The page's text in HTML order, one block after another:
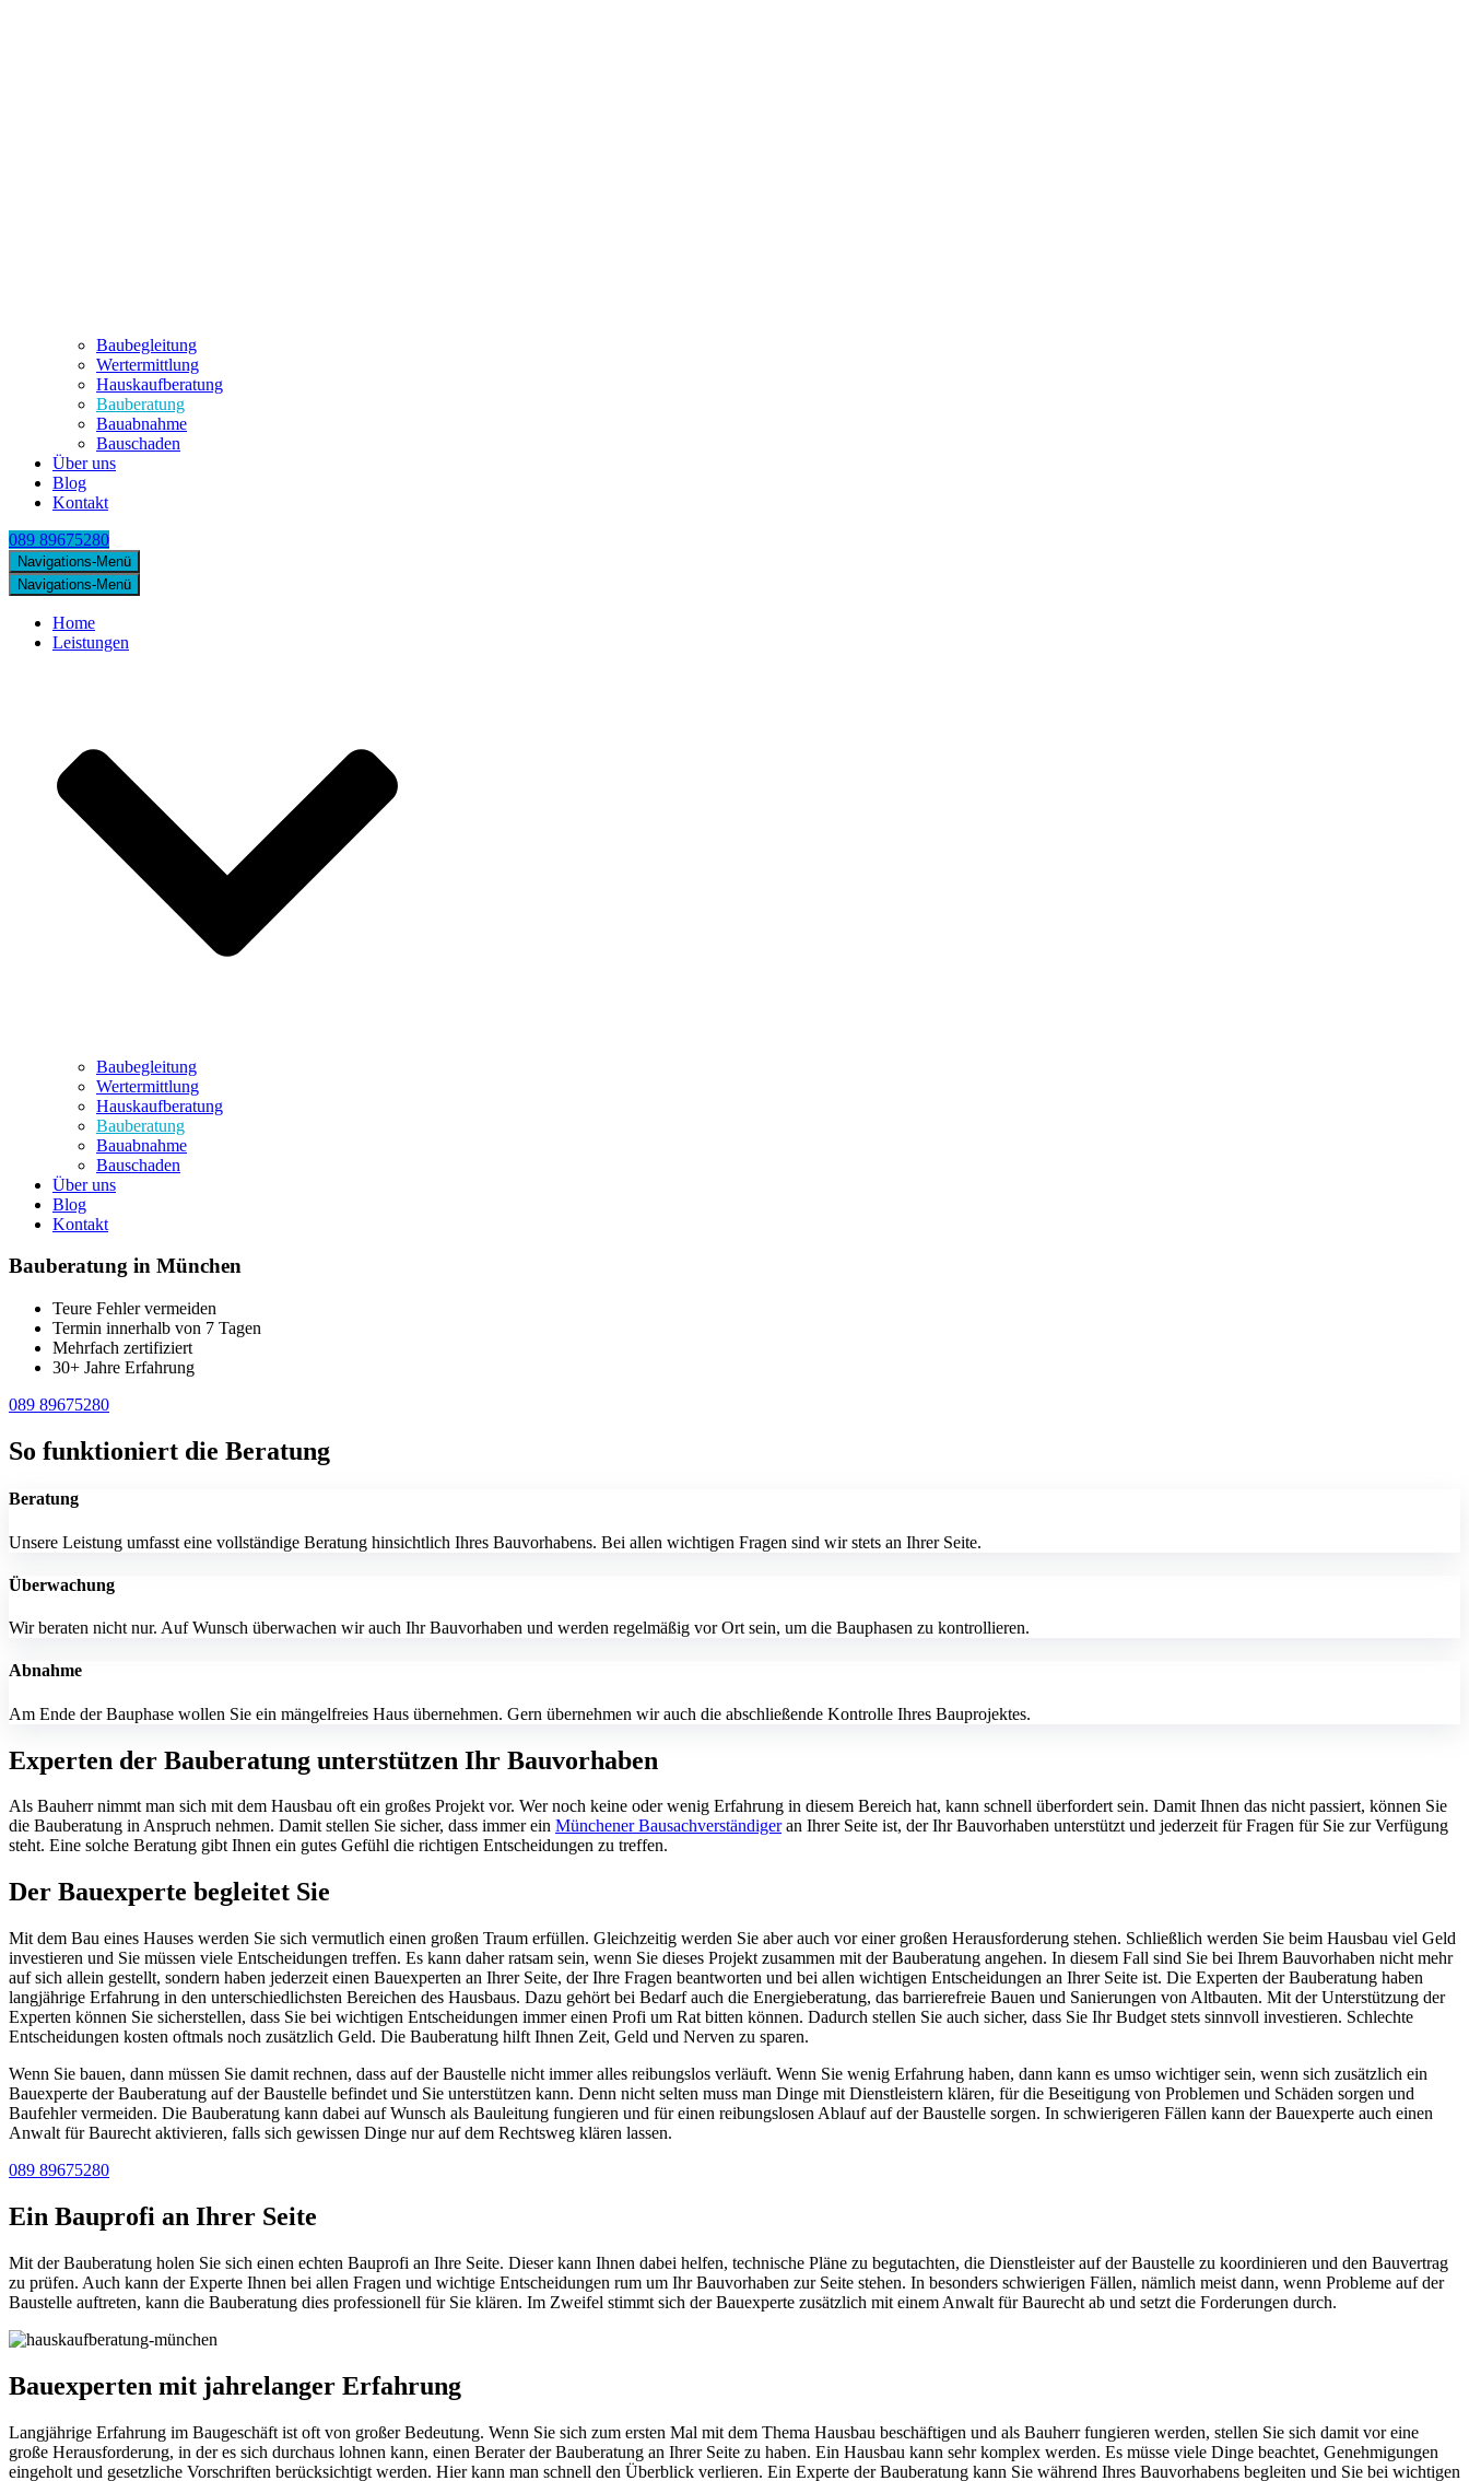
Baubegleitung
Wertermittlung
Hauskaufberatung
Bauberatung
Bauabnahme
Bauschaden
Über uns
Blog
Kontakt
089 89675280
Navigations-Menü
Navigations-Menü
Home
Leistungen
Baubegleitung
Wertermittlung
Hauskaufberatung
Bauberatung
Bauabnahme
Bauschaden
Über uns
Blog
Kontakt
Bauberatung in München
Teure Fehler vermeiden
Termin innerhalb von 7 Tagen
Mehrfach zertifiziert
30+ Jahre Erfahrung
089 89675280
So funktioniert die Beratung
Beratung
Unsere Leistung umfasst eine vollständige Beratung hinsichtlich Ihres Bauvorhabens. Bei allen wichtigen Fragen sind wir stets an Ihrer Seite.
Überwachung
Wir beraten nicht nur. Auf Wunsch überwachen wir auch Ihr Bauvorhaben und werden regelmäßig vor Ort sein, um die Bauphasen zu kontrollieren.
Abnahme
Am Ende der Bauphase wollen Sie ein mängelfreies Haus übernehmen. Gern übernehmen wir auch die abschließende Kontrolle Ihres Bauprojektes.
Experten der Bauberatung unterstützen Ihr Bauvorhaben
Als Bauherr nimmt man sich mit dem Hausbau oft ein großes Projekt vor. Wer noch keine oder wenig Erfahrung in diesem Bereich hat, kann schnell überfordert sein. Damit Ihnen das nicht passiert, können Sie
die Bauberatung in Anspruch nehmen. Damit stellen Sie sicher, dass immer ein Münchener Bausachverständigeran Ihrer Seite ist, der Ihr Bauvorhaben unterstützt und jederzeit für Fragen für Sie zur Verfügung
steht. Eine solche Beratung gibt Ihnen ein gutes Gefühl die richtigen Entscheidungen zu treffen.
Der Bauexperte begleitet Sie
Mit dem Bau eines Hauses werden Sie sich vermutlich einen großen Traum erfüllen. Gleichzeitig werden Sie aber auch vor einer großen Herausforderung stehen. Schließlich werden Sie beim Hausbau viel Geld
investieren und Sie müssen viele Entscheidungen treffen. Es kann daher ratsam sein, wenn Sie dieses Projekt zusammen mit der Bauberatung angehen. In diesem Fall sind Sie bei Ihrem Bauvorhaben nicht mehr
auf sich allein gestellt, sondern haben jederzeit einen Bauexperten an Ihrer Seite, der Ihre Fragen beantworten und bei allen wichtigen Entscheidungen an Ihrer Seite ist. Die Experten der Bauberatung haben
langjährige Erfahrung in den unterschiedlichsten Bereichen des Hausbaus. Dazu gehört bei Bedarf auch die Energieberatung, das barrierefreie Bauen und Sanierungen von Altbauten. Mit der Unterstützung der
Experten können Sie sicherstellen, dass Sie bei wichtigen Entscheidungen immer einen Profi um Rat bitten können. Dadurch stellen Sie auch sicher, dass Sie Ihr Budget stets sinnvoll investieren. Schlechte
Entscheidungen kosten oftmals noch zusätzlich Geld. Die Bauberatung hilft Ihnen Zeit, Geld und Nerven zu sparen.
Wenn Sie bauen, dann müssen Sie damit rechnen, dass auf der Baustelle nicht immer alles reibungslos verläuft. Wenn Sie wenig Erfahrung haben, dann kann es umso wichtiger sein, wenn sich zusätzlich ein
Bauexperte der Bauberatung auf der Baustelle befindet und Sie unterstützen kann. Denn nicht selten muss man Dinge mit Dienstleistern klären, für die Beseitigung von Problemen und Schäden sorgen und
Baufehler vermeiden. Die Bauberatung kann dabei auf Wunsch als Bauleitung fungieren und für einen reibungslosen Ablauf auf der Baustelle sorgen. In schwierigeren Fällen kann der Bauexperte auch einen
Anwalt für Baurecht aktivieren, falls sich gewissen Dinge nur auf dem Rechtsweg klären lassen.
089 89675280
Ein Bauprofi an Ihrer Seite
Mit der Bauberatung holen Sie sich einen echten Bauprofi an Ihre Seite. Dieser kann Ihnen dabei helfen, technische Pläne zu begutachten, die Dienstleister auf der Baustelle zu koordinieren und den Bauvertrag
zu prüfen. Auch kann der Experte Ihnen bei allen Fragen und wichtige Entscheidungen rum um Ihr Bauvorhaben zur Seite stehen. In besonders schwierigen Fällen, nämlich meist dann, wenn Probleme auf der
Baustelle auftreten, kann die Bauberatung dies professionell für Sie klären. Im Zweifel stimmt sich der Bauexperte zusätzlich mit einem Anwalt für Baurecht ab und setzt die Forderungen durch.
Bauexperten mit jahrelanger Erfahrung
Langjährige Erfahrung im Baugeschäft ist oft von großer Bedeutung. Wenn Sie sich zum ersten Mal mit dem Thema Hausbau beschäftigen und als Bauherr fungieren werden, stellen Sie sich damit vor eine
große Herausforderung, in der es sich durchaus lohnen kann, einen Berater der Bauberatung an Ihrer Seite zu haben. Ein Hausbau kann sehr komplex werden. Es müsse viele Dinge beachtet, Genehmigungen
eingeholt und gesetzliche Vorschriften berücksichtigt werden. Hier kann man schnell den Überblick verlieren. Ein Experte der Bauberatung kann Sie während Ihres Bauvorhabens begleiten und Sie bei wichtigen